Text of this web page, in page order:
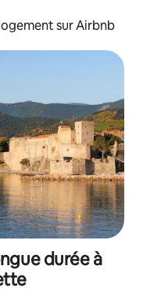
sur Airbnb
durée à